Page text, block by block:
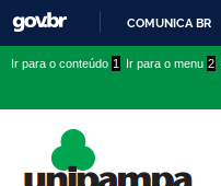
COMUNICA BR
conteúdo
menu
superior
menu
Ir para o conteúdo 1 Ir para o menu 2